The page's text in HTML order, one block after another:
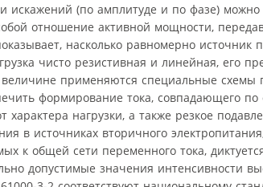
искажений (по амплитуде и по фазе)
отношение активной мощности,
насколько равномерно источник
чисто резистивная и линейная, его
применяются специальные схемы
формирование тока, совпадающего
нагрузки, а также резкое
в источниках вторичного
к общей сети переменного тока,
допустимые значения интенсивности